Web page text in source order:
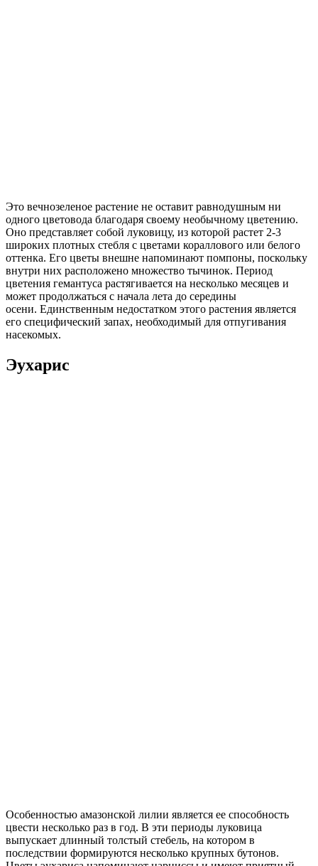
Это вечнозеленое растение не оставит равнодушным ни
одного цветовода благодаря своему необычному цветению.
Оно представляет собой луковицу, из которой растет 2-3
широких плотных стебля с цветами кораллового или белого
оттенка. Его цветы внешне напоминают помпоны, поскольку
внутри них расположено множество тычинок. Период
цветения гемантуса растягивается на несколько месяцев и
может продолжаться с начала лета до середины
осени. Единственным недостатком этого растения является
его специфический запах, необходимый для отпугивания
насекомых.
Эухарис
Особенностью амазонской лилии является ее способность
цвести несколько раз в год. В эти периоды луковица
выпускает длинный толстый стебель, на котором в
последствии формируются несколько крупных бутонов.